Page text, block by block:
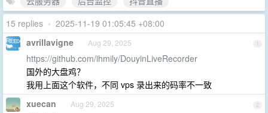
15 replies • 2025-11-19 01:05:45 +08:00
1
avrillavigne Aug 29, 2025
https://github.com/ihmily/DouyinLiveRecorder
国外的大盘鸡？
我用上面这个软件，不同 vps 录出来的码率不一致
2
xuecan Aug 29, 2025